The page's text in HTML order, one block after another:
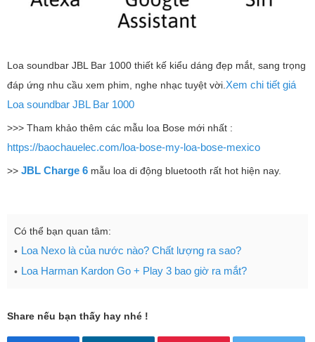
Loa soundbar JBL Bar 1000 thiết kế kiểu dáng đẹp mắt, sang trọng
đáp ứng nhu cầu xem phim, nghe nhạc tuyệt vời. Xem chi tiết giá
Loa soundbar JBL Bar 1000
>>> Tham khảo thêm các mẫu loa Bose mới nhất :
https://baochauelec.com/loa-bose-my-loa-bose-mexico
>> JBL Charge 6 mẫu loa di động bluetooth rất hot hiện nay.
Có thể bạn quan tâm:
Loa Nexo là của nước nào? Chất lượng ra sao?
Loa Harman Kardon Go + Play 3 bao giờ ra mắt?
Share nếu bạn thấy hay nhé !